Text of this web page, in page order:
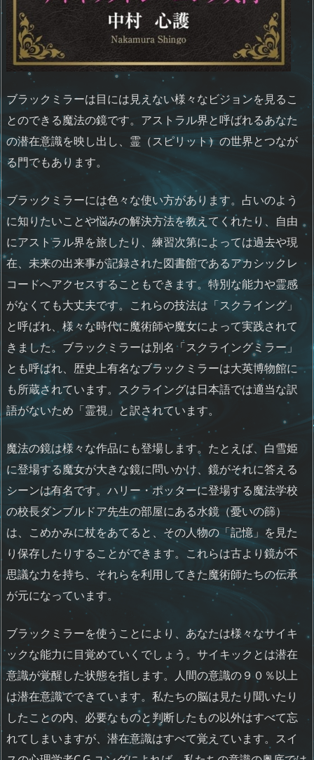
ブラックミラーは目には見えない様々なビジョンを見るこ
とのできる魔法の鏡です。アストラル界と呼ばれるあなた
の潜在意識を映し出し、霊（スピリット）の世界とつなが
る門でもあります。
ブラックミラーには色々な使い方があります。占いのよう
に知りたいことや悩みの解決方法を教えてくれたり、自由
にアストラル界を旅したり、練習次第によっては過去や現
在、未来の出来事が記録された図書館であるアカシックレ
コードへアクセスすることもできます。特別な能力や霊感
がなくても大丈夫です。これらの技法は「スクライング」
と呼ばれ、様々な時代に魔術師や魔女によって実践されて
きました。ブラックミラーは別名「スクライングミラー」
とも呼ばれ、歴史上有名なブラックミラーは大英博物館に
も所蔵されています。スクライングは日本語では適当な訳
語がないため「霊視」と訳されています。
魔法の鏡は様々な作品にも登場します。たとえば、白雪姫
に登場する魔女が大きな鏡に問いかけ、鏡がそれに答える
シーンは有名です。ハリー・ポッターに登場する魔法学校
の校長ダンブルドア先生の部屋にある水鏡（憂いの篩）
は、こめかみに杖をあてると、その人物の「記憶」を見た
り保存したりすることができます。これらは古より鏡が不
思議な力を持ち、それらを利用してきた魔術師たちの伝承
が元になっています。
ブラックミラーを使うことにより、あなたは様々なサイキ
ックな能力に目覚めていくでしょう。サイキックとは潜在
意識が覚醒した状態を指します。人間の意識の９０％以上
は潜在意識でできています。私たちの脳は見たり聞いたり
したことの内、必要なものと判断したもの以外はすべて忘
れてしまいますが、潜在意識はすべて覚えています。スイ